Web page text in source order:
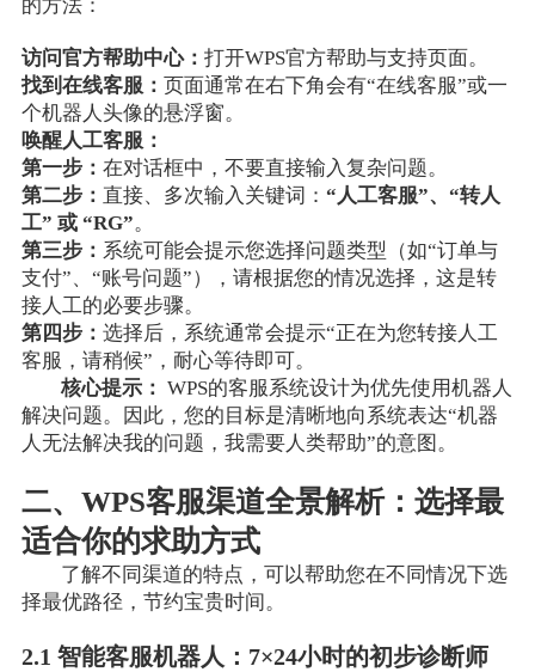
的方法：
访问官方帮助中心： 打开WPS官方帮助与支持页面。
找到在线客服： 页面通常在右下角会有“在线客服”或一
个机器人头像的悬浮窗。
唤醒人工客服：
第一步： 在对话框中，不要直接输入复杂问题。
第二步： 直接、多次输入关键词： “人工客服”、“转人
工” 或 “RG”。
第三步： 系统可能会提示您选择问题类型（如“订单与
支付”、“账号问题”），请根据您的情况选择，这是转
接人工的必要步骤。
第四步： 选择后，系统通常会提示“正在为您转接人工
客服，请稍候”，耐心等待即可。
核心提示： WPS的客服系统设计为优先使用机器人
解决问题。因此，您的目标是清晰地向系统表达“机器
人无法解决我的问题，我需要人类帮助”的意图。
二、WPS客服渠道全景解析：选择最
适合你的求助方式
了解不同渠道的特点，可以帮助您在不同情况下选
择最优路径，节约宝贵时间。
2.1 智能客服机器人：7×24小时的初步诊断师